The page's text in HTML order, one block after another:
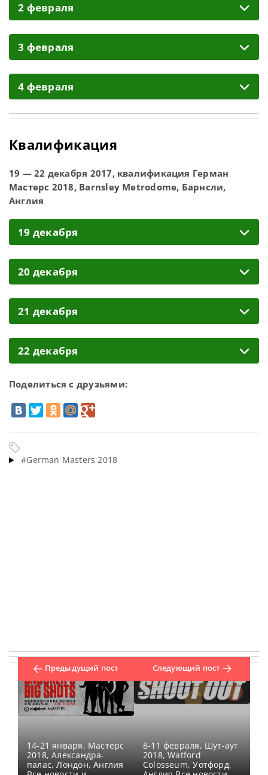
2 февраля
3 февраля
4 февраля
Квалификация
19 — 22 декабря 2017, квалификация Герман
Мастерс 2018, Barnsley Metrodome, Барнсли,
Англия
19 декабря
20 декабря
21 декабря
22 декабря
Поделиться с друзьями:
#German Masters 2018
Предыдущий пост
14-21 января, Мастерс
2018, Александра-
палас, Лондон, Англия
Следующий пост
8-11 февраля, Шут-аут
2018, Watford
Colosseum, Уотфорд,